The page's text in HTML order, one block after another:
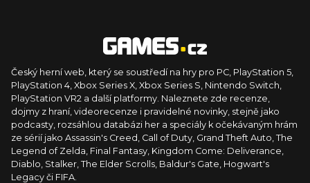
Český herní web, který se soustředí na hry pro PC, PlayStation 5,
PlayStation 4, Xbox Series X, Xbox Series S, Nintendo Switch,
PlayStation VR2 a další platformy. Naleznete zde recenze,
dojmy z hraní, videorecenze i pravidelné novinky, stejně jako
podcasty, rozsáhlou databázi her a speciály k očekávaným hrám
ze sérií jako Assassin's Creed, Call of Duty, Grand Theft Auto, The
Legend of Zelda, Final Fantasy, Kingdom Come: Deliverance,
Diablo, Stalker, The Elder Scrolls, Baldur's Gate, Hogwart's
Legacy či FIFA.